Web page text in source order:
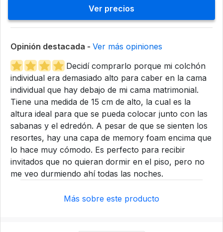
Ver precios
Opinión destacada - Ver más opiniones
Decidí comprarlo porque mi colchón
individual era demasiado alto para caber en la cama
individual que hay debajo de mi cama matrimonial.
Tiene una medida de 15 cm de alto, la cual es la
altura ideal para que se pueda colocar junto con las
sabanas y el edredón. A pesar de que se sienten los
resortes, hay una capa de memory foam encima que
lo hace muy cómodo. Es perfecto para recibir
invitados que no quieran dormir en el piso, pero no
me veo durmiendo ahí todas las noches.
Más sobre este producto